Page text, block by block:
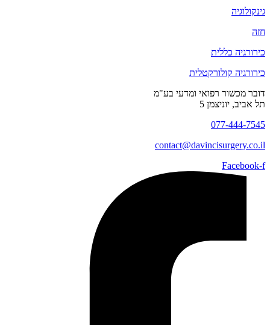
גינקולוגיה
חזה
כירורגיה כללית
כירורגיה קולורקטלית
דובר מכשור רפואי ומדעי בע"מ
תל אביב, יוניצמן 5
077-444-7545
contact@davincisurgery.co.il
Facebook-f